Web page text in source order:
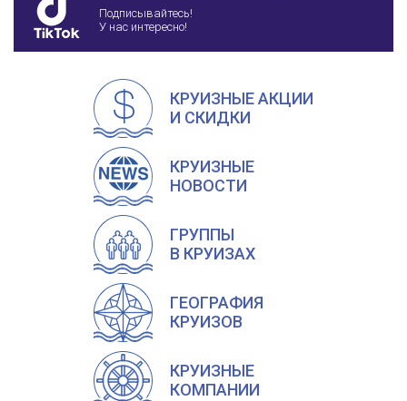
Подписывайтесь!
У нас интересно!
КРУИЗНЫЕ АКЦИИ
И СКИДКИ
КРУИЗНЫЕ
НОВОСТИ
ГРУППЫ
В КРУИЗАХ
ГЕОГРАФИЯ
КРУИЗОВ
КРУИЗНЫЕ
КОМПАНИИ